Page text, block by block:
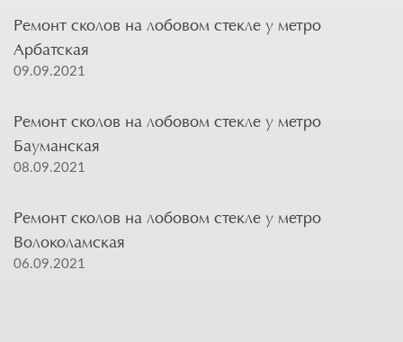
Ремонт сколов на лобовом стекле у метро
Арбатская
09.09.2021
Ремонт сколов на лобовом стекле у метро
Бауманская
08.09.2021
Ремонт сколов на лобовом стекле у метро
Волоколамская
06.09.2021